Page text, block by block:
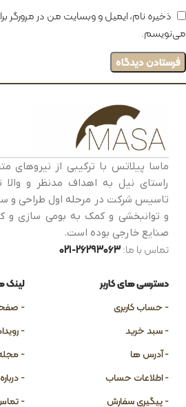
ذخیره نام، ایمیل و وبسایت من در مرورگر
می‌نویسم.
ماسا پیلاتس با ترکیبی از
راستای نیل به اهداف مدنظر و
تاسیس شرکت در مرحله اول طراحی و
و توانبخشی و کمک به بومی سازی و
صنایع خارجی بوده است.
تماس با ما:26293063-021
دسترسی های کاربر
- حساب کاربری
- سبد خرید
- آدرس ها
- اطلاعات حساب
- پیگیری سفارش
لینک
-
-
-
-
-